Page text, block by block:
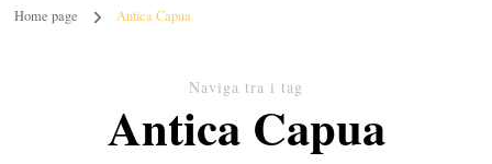
Home page Antica Capua
Naviga tra i tag
Antica Capua